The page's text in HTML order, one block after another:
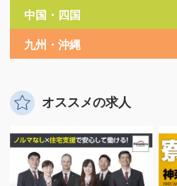
中国・四国
九州・沖縄
オススメの求人